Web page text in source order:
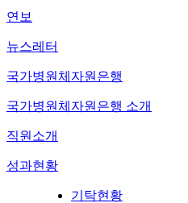
연보
뉴스레터
국가병원체자원은행
국가병원체자원은행 소개
직원소개
성과현황
기탁현황